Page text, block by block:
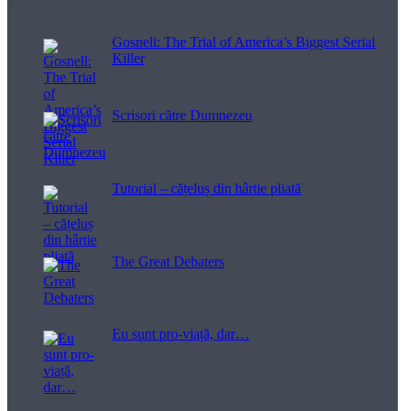
Gosnell: The Trial of America’s Biggest Serial
Killer
Scrisori către Dumnezeu
Tutorial – cățeluș din hârtie pliată
The Great Debaters
Eu sunt pro-viață, dar…